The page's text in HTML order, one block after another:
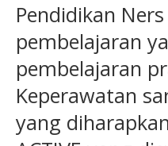
Pendidikan
pembelajaran
pembelajaran
Keperawatan
yang